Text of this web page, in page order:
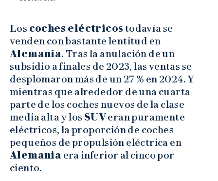
Los coches eléctricos todavía se
venden con bastante lentitud en
Alemania. Tras la anulación de un
subsidio a finales de 2023, las ventas se
desplomaron más de un 27 % en 2024. Y
mientras que alrededor de una cuarta
parte de los coches nuevos de la clase
media alta y los SUVeran puramente
eléctricos, la proporción de coches
pequeños de propulsión eléctrica en
Alemania era inferior al cinco por
ciento.